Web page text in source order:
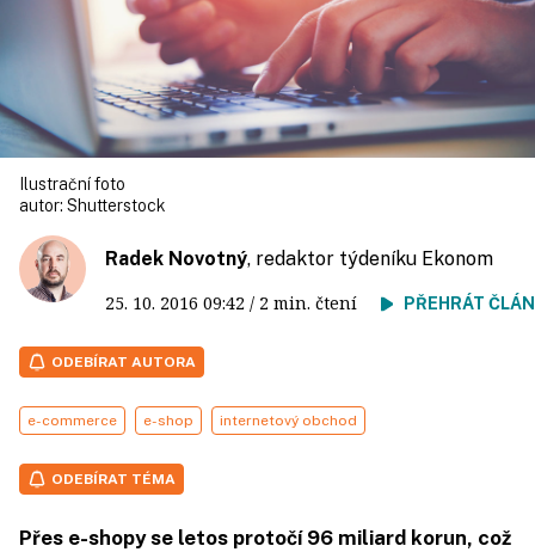
Ilustrační foto
autor: Shutterstock
Radek Novotný, redaktor týdeníku Ekonom
25. 10. 2016 09:42 / 2 min. čtení PŘEHRÁT
ODEBÍRAT AUTORA
e-commerce e-shop internetový obchod
ODEBÍRAT TÉMA
Přes e-shopy se letos protočí 96 miliard korun, což